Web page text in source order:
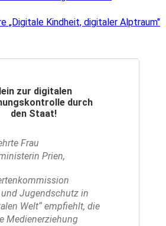
„Digitale Kindheit, digitaler Alptraum"
zur digitalen
durch
den Staat!
Frau
Prien,
und Jugendschutz in
Welt“ empfiehlt, die
Medienerziehung